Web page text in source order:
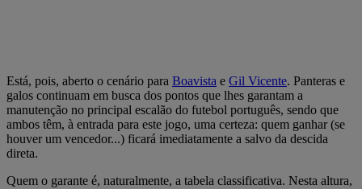
Está, pois, aberto o cenário para Boavista e Gil Vicente. Panteras e
galos continuam em busca dos pontos que lhes garantam a
manutenção no principal escalão do futebol português, sendo que
ambos têm, à entrada para este jogo, uma certeza: quem ganhar (se
houver um vencedor...) ficará imediatamente a salvo da descida
direta.
Quem o garante é, naturalmente, a tabela classificativa. Nesta altura,